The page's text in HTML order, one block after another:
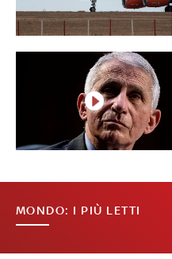
MONDO: I PIÙ LETTI